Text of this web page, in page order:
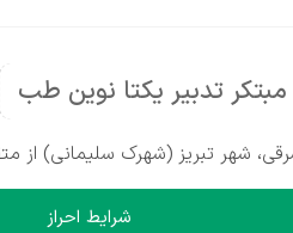
تدبیر یکتا نوین طب
شهر تبریز (شهرک سلیمانی) از
شرایط احراز